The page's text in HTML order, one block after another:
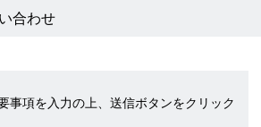
合わせ
事項を入力の上、送信ボタンをクリック